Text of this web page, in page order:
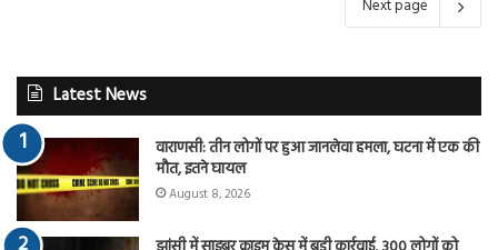
Next page
Latest News
वाराणसी: तीन लोगों पर हुआ जानलेवा हमला, घटना में एक की
मौत, इतने घायल
August 8, 2026